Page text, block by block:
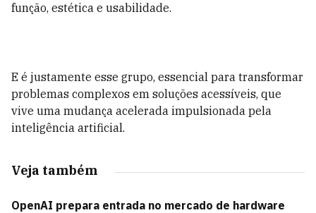
função, estética e usabilidade.
E é justamente esse grupo, essencial para transformar
problemas complexos em soluções acessíveis, que
vive uma mudança acelerada impulsionada pela
inteligência artificial.
Veja também
OpenAI prepara entrada no mercado de hardware